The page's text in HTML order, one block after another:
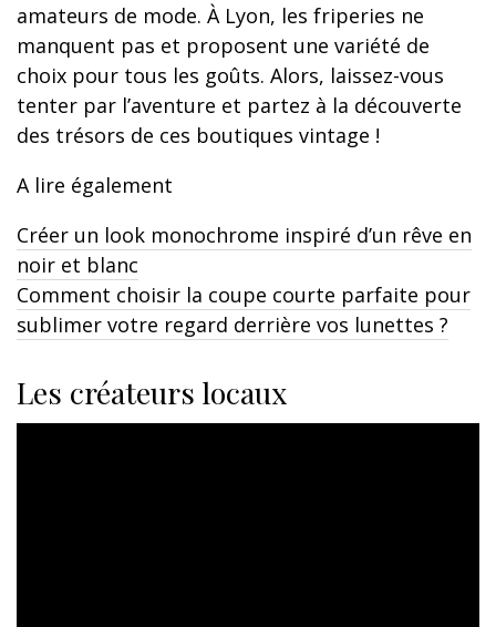
amateurs de mode. À Lyon, les friperies ne
manquent pas et proposent une variété de
choix pour tous les goûts. Alors, laissez-vous
tenter par l’aventure et partez à la découverte
des trésors de ces boutiques vintage !
A lire également
Créer un look monochrome inspiré d’un rêve en
noir et blanc
Comment choisir la coupe courte parfaite pour
sublimer votre regard derrière vos lunettes ?
Les créateurs locaux